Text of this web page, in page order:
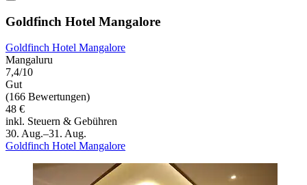
Goldfinch Hotel Mangalore
Goldfinch Hotel Mangalore
Mangaluru
7,4/10
Gut
(166 Bewertungen)
48 €
inkl. Steuern & Gebühren
30. Aug.–31. Aug.
Goldfinch Hotel Mangalore